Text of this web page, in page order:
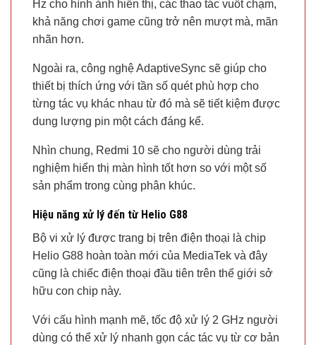
Hz cho hình ảnh hiển thị, các thao tác vuốt chạm,
khả năng chơi game cũng trở nên mượt mà, mãn
nhãn hơn.
Ngoài ra, công nghệ AdaptiveSync sẽ giúp cho
thiết bị thích ứng với tần số quét phù hợp cho
từng tác vụ khác nhau từ đó mà sẽ tiết kiệm được
dung lượng pin một cách đáng kể.
Nhìn chung, Redmi 10 sẽ cho người dùng trải
nghiệm hiển thị màn hình tốt hơn so với một số
sản phẩm trong cùng phân khúc.
Hiệu năng xử lý đến từ Helio G88
Bộ vi xử lý được trang bị trên điện thoại là chip
Helio G88 hoàn toàn mới của MediaTek và đây
cũng là chiếc điện thoại đầu tiên trên thế giới sở
hữu con chip này.
Với cấu hình mạnh mẽ, tốc độ xử lý 2 GHz người
dùng có thể xử lý nhanh gọn các tác vụ từ cơ bản